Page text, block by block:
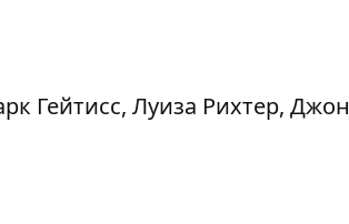
Гейтисс, Луиза Рихтер,